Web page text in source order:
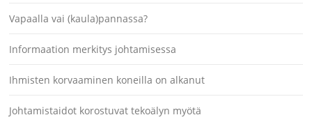
Vapaalla vai (kaula)pannassa?
Informaation merkitys johtamisessa
Ihmisten korvaaminen koneilla on alkanut
Johtamistaidot korostuvat tekoälyn myötä